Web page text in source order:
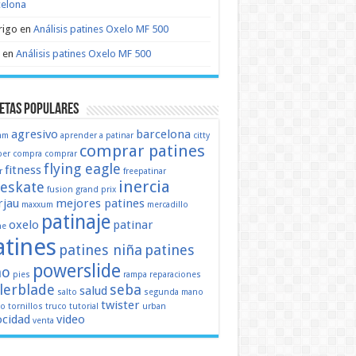
en Análisis patines Oxelo MF 500
en Análisis patines Oxelo MF 500
populares
agresivo aprender a patinar barcelona citty
compra comprar comprar patines
fitnessflying eagle freepatinar
fusion grand prix inercia
maxxum mejores patines mercadillo
oxelo patinaje patinar
patines niña patines
pies powerslide rampa reparaciones
salto salud seba segunda mano
tornillos truco tutorial twister urban
venta video